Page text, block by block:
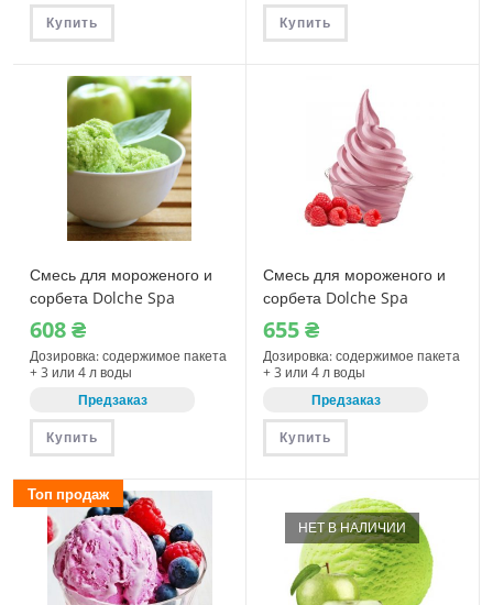
Купить
Купить
Смесь для мороженого и
сорбета Dolche Spa
Зеленое яблоко 1150 г
(08391)
608₴
Дозировка: содержимое пакета
+ 3 или 4 л воды
Предзаказ
Купить
Смесь для мороженого и
сорбета Dolche Spa
Малина 1150 г (08450)
655₴
Дозировка: содержимое пакета
+ 3 или 4 л воды
Предзаказ
Купить
Топ продаж
НЕТ В НАЛИЧИИ